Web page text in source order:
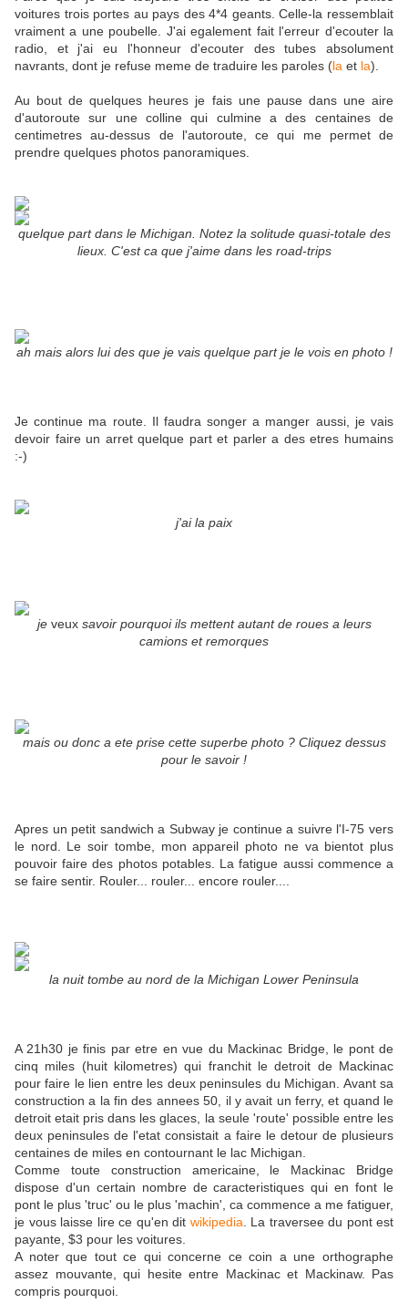
voitures trois portes au pays des 4*4 geants. Celle-la ressemblait
vraiment a une poubelle. J'ai egalement fait l'erreur d'ecouter la
radio, et j'ai eu l'honneur d'ecouter des tubes absolument
navrants, dont je refuse meme de traduire les paroles (la et la).
Au bout de quelques heures je fais une pause dans une aire
d'autoroute sur une colline qui culmine a des centaines de
centimetres au-dessus de l'autoroute, ce qui me permet de
prendre quelques photos panoramiques.
quelque part dans le Michigan. Notez la solitude quasi-totale des
lieux. C'est ca que j'aime dans les road-trips
ah mais alors lui des que je vais quelque part je le vois en photo !
Je continue ma route. Il faudra songer a manger aussi, je vais
devoir faire un arret quelque part et parler a des etres humains
:-)
j'ai la paix
jeveux savoir pourquoi ils mettent autant de roues a leurs
camions et remorques
mais ou donc a ete prise cette superbe photo ? Cliquez dessus
pour le savoir !
Apres un petit sandwich a Subway je continue a suivre l'I-75 vers
le nord. Le soir tombe, mon appareil photo ne va bientot plus
pouvoir faire des photos potables. La fatigue aussi commence a
se faire sentir. Rouler... rouler... encore rouler....
la nuit tombe au nord de la Michigan Lower Peninsula
A 21h30 je finis par etre en vue du Mackinac Bridge, le pont de
cinq miles (huit kilometres) qui franchit le detroit de Mackinac
pour faire le lien entre les deux peninsules du Michigan. Avant sa
construction a la fin des annees 50, il y avait un ferry, et quand le
detroit etait pris dans les glaces, la seule 'route' possible entre les
deux peninsules de l'etat consistait a faire le detour de plusieurs
centaines de miles en contournant le lac Michigan.
Comme toute construction americaine, le Mackinac Bridge
dispose d'un certain nombre de caracteristiques qui en font le
pont le plus 'truc' ou le plus 'machin', ca commence a me fatiguer,
je vous laisse lire ce qu'en dit wikipedia . La traversee du pont est
payante, $3 pour les voitures.
A noter que tout ce qui concerne ce coin a une orthographe
assez mouvante, qui hesite entre Mackinac et Mackinaw. Pas
compris pourquoi.